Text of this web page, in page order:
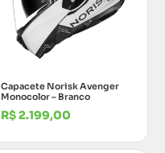
Capacete Norisk Avenger
Monocolor – Branco
R$2.199,00